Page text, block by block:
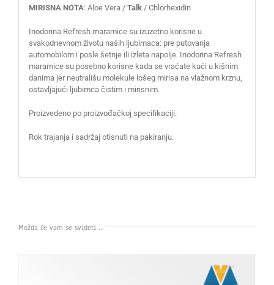
MIRISNA NOTA: Aloe Vera / Talk/ Chlorhexidin
Inodorina Refresh maramice su izuzetno korisne u
svakodnevnom životu naših ljubimaca: pre putovanja
automobilom i posle šetnje ili izleta napolje. Inodorina Refresh
maramice su posebno korisne kada se vraćate kući u kišnim
danima jer neutrališu molekule lošeg mirisa na vlažnom krznu,
ostavljajući ljubimca čistim i mirisnim.
Proizvedeno po proizvođačkoj specifikaciji.
Rok trajanja i sadržaj otisnuti na pakiranju.
Možda će vam se svideti …